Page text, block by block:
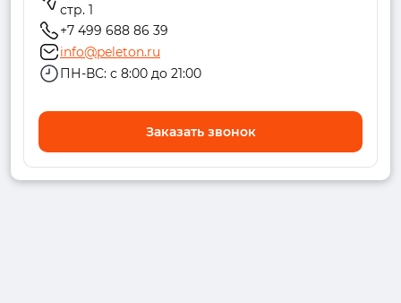
стр. 1
+7 499 688 86 39
info@peleton.ru
ПН-ВС: с 8:00 до 21:00
Заказать звонок